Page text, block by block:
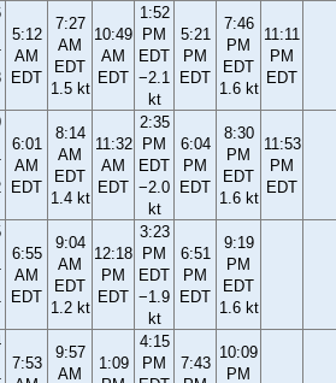
5:12
AM
EDT
7:27
AM
EDT
1.5 kt
10:49
AM
EDT
1:52
PM
EDT
−2.1
kt
5:21
PM
EDT
7:46
PM
EDT
1.6 kt
11:11
PM
EDT
6:01
AM
EDT
8:14
AM
EDT
1.4 kt
11:32
AM
EDT
2:35
PM
EDT
−2.0
kt
6:04
PM
EDT
8:30
PM
EDT
1.6 kt
11:53
PM
EDT
6:55
AM
EDT
9:04
AM
EDT
1.2 kt
12:18
PM
EDT
3:23
PM
EDT
−1.9
kt
6:51
PM
EDT
9:19
PM
EDT
1.6 kt
7:53
9:57
AM
1:09
4:15
PM
7:43
10:09
PM